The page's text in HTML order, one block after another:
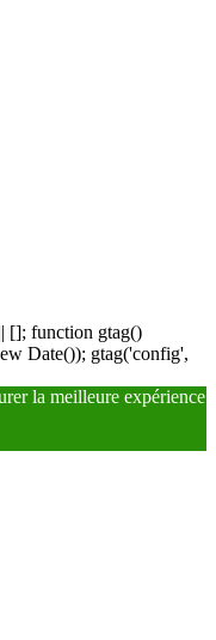
[]; function gtag()
Date()); gtag('config',
la meilleure expérience